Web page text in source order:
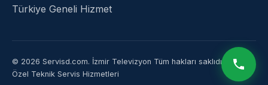
Türkiye Geneli Hizmet
© 2026 Servisd.com. İzmir Televizyon Tüm hakları saklıdır.
Özel Teknik Servis Hizmetleri